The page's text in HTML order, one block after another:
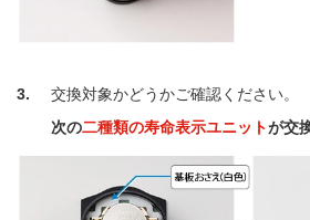
3
交換対象かどうかご確認ください。
次の二種類の寿命表示ユニットが交